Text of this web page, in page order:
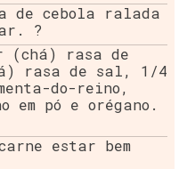
de cebola ralada
?
(chá) rasa de
rasa de sal, 1/4
do-reino,
em pó e orégano.
estar bem